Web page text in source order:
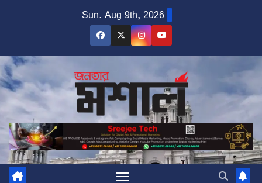
Sun. Aug 9th, 2026